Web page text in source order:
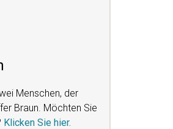
Menschen, der
Braun. Möchten Sie
Klicken Sie hier.